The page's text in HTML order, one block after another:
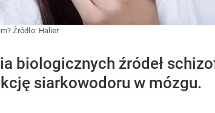
Źródło: Halier
biologicznych źródeł
siarkowodoru w mózgu.